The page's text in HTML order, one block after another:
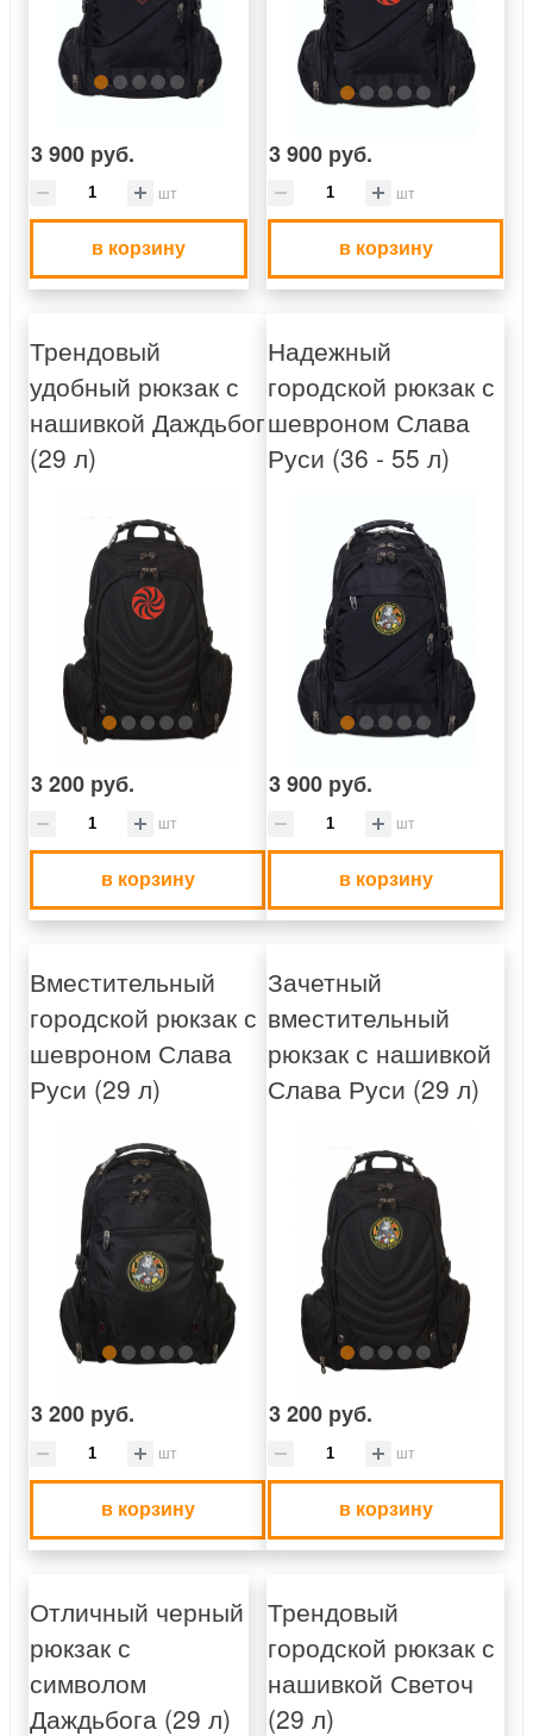
3 900 руб.
шт
в корзину
3 900 руб.
шт
в корзину
Трендовый
удобный рюкзак с
нашивкой Даждьбог
(29 л)
3 200 руб.
шт
в корзину
Надежный
городской рюкзак с
шевроном Слава
Руси (36 - 55 л)
3 900 руб.
шт
в корзину
Вместительный
городской рюкзак с
шевроном Слава
Руси (29 л)
3 200 руб.
шт
в корзину
Зачетный
вместительный
рюкзак с нашивкой
Слава Руси (29 л)
3 200 руб.
шт
в корзину
Отличный черный
рюкзак с
символом
Даждьбога (29 л)
Трендовый
городской рюкзак с
нашивкой Светоч
(29 л)